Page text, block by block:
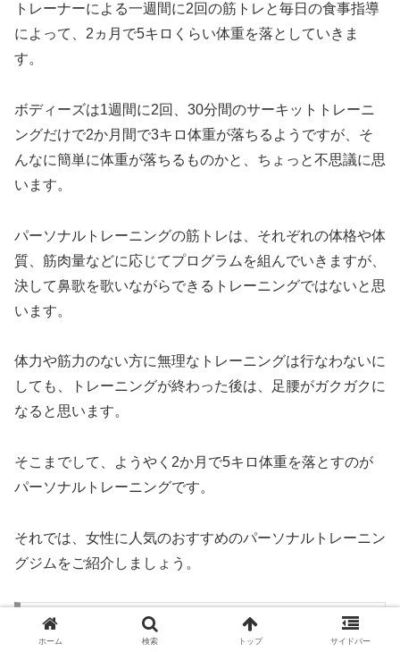
トレーナーによる一週間に2回の筋トレと毎日の食事指導
によって、2ヵ月で5キロくらい体重を落としていきま
す。
ボディーズは1週間に2回、30分間のサーキットトレーニ
ングだけで2か月間で3キロ体重が落ちるようですが、そ
んなに簡単に体重が落ちるものかと、ちょっと不思議に思
います。
パーソナルトレーニングの筋トレは、それぞれの体格や体
質、筋肉量などに応じてプログラムを組んでいきますが、
決して鼻歌を歌いながらできるトレーニングではないと思
います。
体力や筋力のない方に無理なトレーニングは行なわないに
しても、トレーニングが終わった後は、足腰がガクガクに
なると思います。
そこまでして、ようやく2か月で5キロ体重を落とすのが
パーソナルトレーニングです。
それでは、女性に人気のおすすめのパーソナルトレーニン
グジムをご紹介しましょう。
リボーンマイセルフ（女性専用ジム）
ホーム 検索 トップ サイドバー